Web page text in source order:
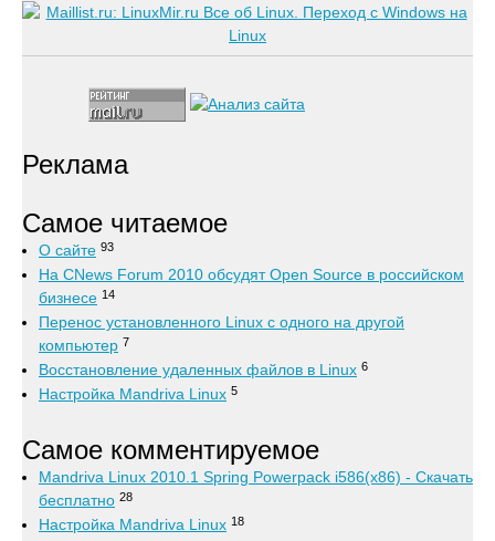
Реклама
Самое читаемое
О сайте 93
На CNews Forum 2010 обсудят Open Source в российском
бизнесе 14
Перенос установленного Linux с одного на другой
компьютер 7
Восстановление удаленных файлов в Linux 6
Настройка Mandriva Linux 5
Самое комментируемое
Mandriva Linux 2010.1 Spring Powerpack i586(x86) - Скачать
бесплатно 28
Настройка Mandriva Linux 18